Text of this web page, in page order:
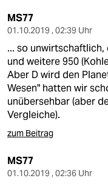
MS77
01.10.2019 , 02:39 Uhr
... so unwirtschaftlich,
und weitere 950
Aber D wird den
Wesen" hatten wir
unübersehbar (aber
Vergleiche).
zum Beitrag
MS77
01.10.2019 , 02:36 Uhr